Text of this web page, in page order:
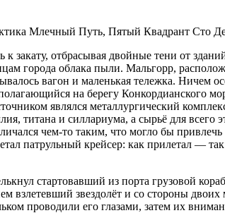
Млечный Путь, Пятый Квадрант Сто
закату, отбрасывая двойные тени от
города облака пыли. Мальгорр,
вагон и маленькая тележка. Ничем
на берегу Конкордианского
являлся металлургический
титана и силлариума, а сырьё для
чем-то таким, что могло бы
патрульный крейсер: как прилетал —
стартовавший из порта грузовой
взлетевший звездолёт и со стороны
проводили его глазами, затем их